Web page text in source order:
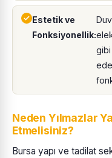
Estetik ve
Fonksiyonellik:
gibi
Neden Yılmazlar
Etmelisiniz?
Bursa yapı ve tadilat